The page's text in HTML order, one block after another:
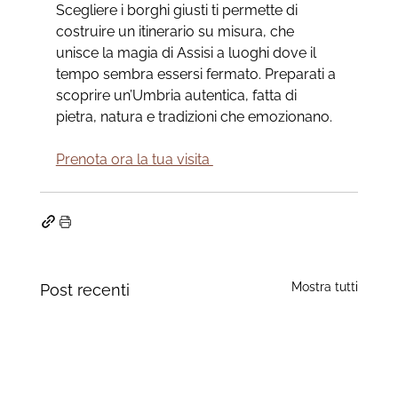
Scegliere i borghi giusti ti permette di
costruire un itinerario su misura, che
unisce la magia di Assisi a luoghi dove il
tempo sembra essersi fermato. Preparati a
scoprire un’Umbria autentica, fatta di
pietra, natura e tradizioni che emozionano.
Prenota ora la tua visita
Post recenti Mostra tutti